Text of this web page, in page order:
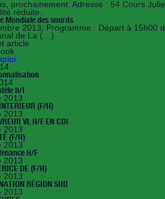
prochainement. Adresse : 54 Cours
réduite.
Mondiale des sourds
2013, Programme : Départ à 15h00
de La (…)
article
h/f
2013
(F/H)
2013
VL H/F EN CDI
2013
(F/H)
2013
H/F
2013
DE (F/H)
2013
RÉGION SUD
2013